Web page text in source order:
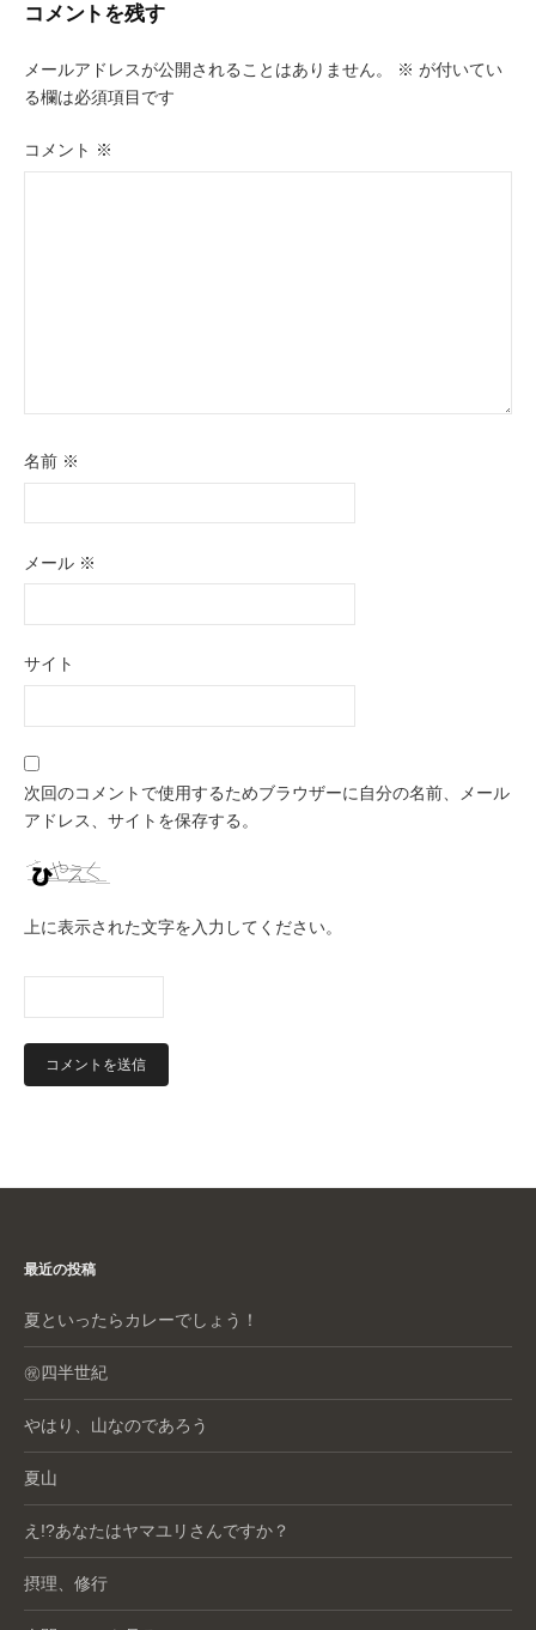
ゲ
ー
シ
ョ
コメントを残す
メールアドレスが公開されることはありません。 ※ が付いてい
る欄は必須項目です
コメント ※
名前 ※
メール ※
サイト
次回のコメントで使用するためブラウザーに自分の名前、メール
アドレス、サイトを保存する。
上に表示された文字を入力してください。
最近の投稿
夏といったらカレーでしょう！
㊗️四半世紀
やはり、山なのであろう
夏山
え!?あなたはヤマユリさんですか？
摂理、修行